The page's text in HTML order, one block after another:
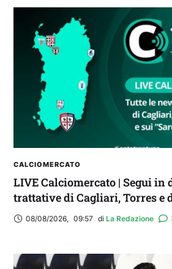
CALCIOMERCATO
LIVE Calciomercato | Segui in
trattative di Cagliari, Torres e
08/08/2026, 09:57 di La Redazione